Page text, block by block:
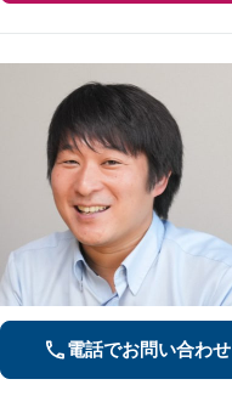
電話でお問い合わせ